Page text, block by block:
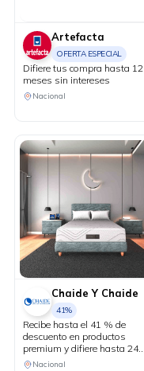
Artefacta
OFERTA ESPECIAL
Difiere tus compra hasta 12
meses sin intereses
Nacional
Chaide Y Chaide
41%
Recibe hasta el 41 % de
descuento en productos
premium y difiere hasta 24
meses sin intereses.
Nacional